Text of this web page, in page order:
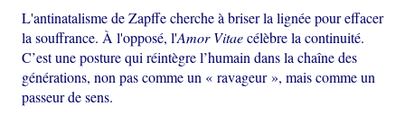
L'antinatalisme de Zapffe cherche à briser la lignée pour effacer
la souffrance. À l'opposé, l'Amor Vitaecélèbre la continuité.
C’est une posture qui réintègre l’humain dans la chaîne des
générations, non pas comme un « ravageur », mais comme un
passeur de sens.